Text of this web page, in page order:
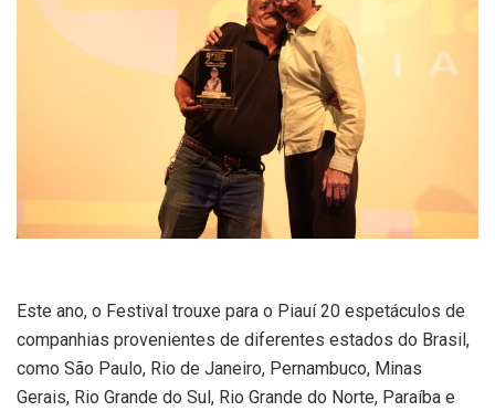
Este ano, o Festival trouxe para o Piauí 20 espetáculos de
companhias provenientes de diferentes estados do Brasil,
como São Paulo, Rio de Janeiro, Pernambuco, Minas
Gerais, Rio Grande do Sul, Rio Grande do Norte, Paraíba e